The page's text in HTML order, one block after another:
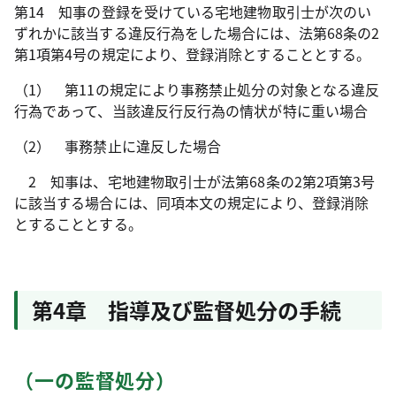
第14 知事の登録を受けている宅地建物取引士が次のい
ずれかに該当する違反行為をした場合には、法第68条の2
第1項第4号の規定により、登録消除とすることとする。
（1） 第11の規定により事務禁止処分の対象となる違反
行為であって、当該違反行反行為の情状が特に重い場合
（2） 事務禁止に違反した場合
2 知事は、宅地建物取引士が法第68条の2第2項第3号
に該当する場合には、同項本文の規定により、登録消除
とすることとする。
第4章 指導及び監督処分の手続
（一の監督処分）